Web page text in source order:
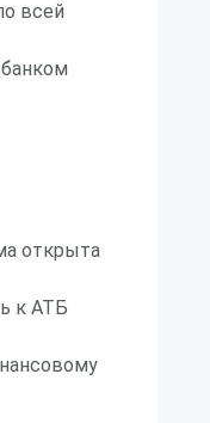
всей
открыта
к АТБ